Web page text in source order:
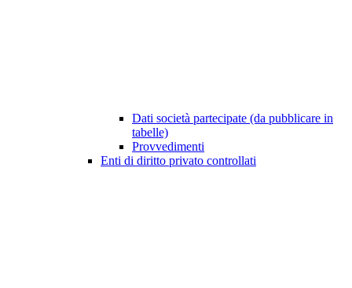
Dati società partecipate (da pubblicare in
tabelle)
Provvedimenti
Enti di diritto privato controllati